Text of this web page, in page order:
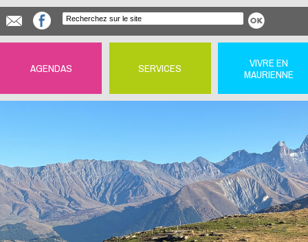
AGENDAS SERVICES
VIVRE EN
MAURIENNE